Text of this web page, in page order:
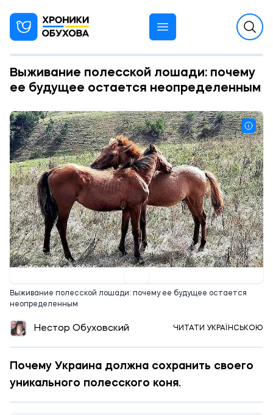
Выживание полесской лошади: почему
ее будущее остается неопределенным
12:21 10.02.2025
Выживание полесской лошади: почему ее будущее остается
неопределенным
Нестор Обуховский ЧИТАТИ УКРАЇНСЬКОЮ
Почему Украина должна сохранить своего
уникального полесского коня.